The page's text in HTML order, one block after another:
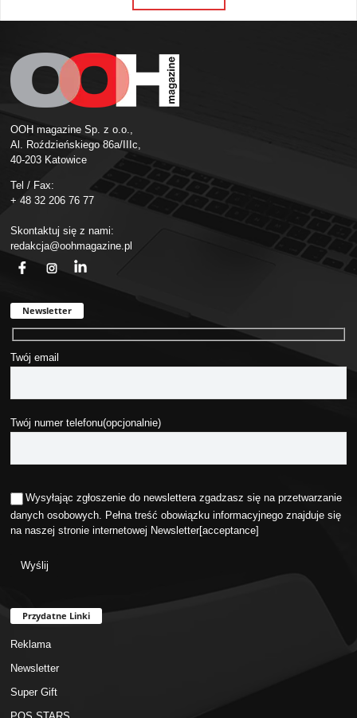
OOH magazine Sp. z o.o.,
Al. Roździeńskiego 86a/IIIc,
40-203 Katowice
Tel / Fax:
+ 48 32 206 76 77
Skontaktuj się z nami:
redakcja@oohmagazine.pl
Newsletter
Twój email
Twój numer telefonu(opcjonalnie)
Wysyłając zgłoszenie do newslettera zgadzasz się na przetwarzanie
danych osobowych. Pełna treść obowiązku informacyjnego znajduje się
na naszej stronie internetowej Newsletter[acceptance]
Przydatne Linki
Reklama
Newsletter
Super Gift